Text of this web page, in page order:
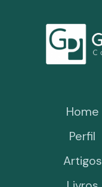
Home
Perfil
Artigos